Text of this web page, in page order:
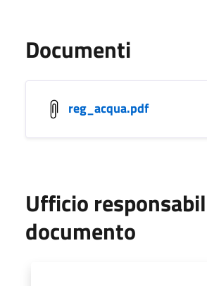
Documenti
reg_acqua.pdf
Ufficio
documento